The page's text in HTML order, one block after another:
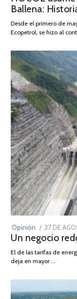
Ballena:
Desde el primero de
Ecopetrol, se hizo al
Opinión
POSTED
ON
27 DE
Un negocio
El de las tarifas de
deja en mayor …